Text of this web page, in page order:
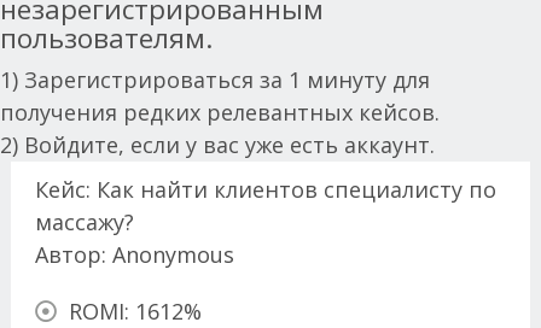
незарегистрированным
пользователям.
1) Зарегистрироваться за 1 минуту для
получения редких релевантных кейсов.
2) Войдите, если у вас уже есть аккаунт.
Кейс: Как найти клиентов специалисту по
массажу?
Автор: Anonymous
ROMI: 1612%